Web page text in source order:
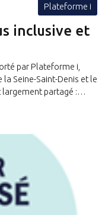
Plateforme i
inclusive et
par Plateforme i,
Seine-Saint-Denis et le
largement partagé :…